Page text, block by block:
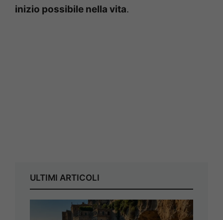
inizio possibile nella vita.
ULTIMI ARTICOLI